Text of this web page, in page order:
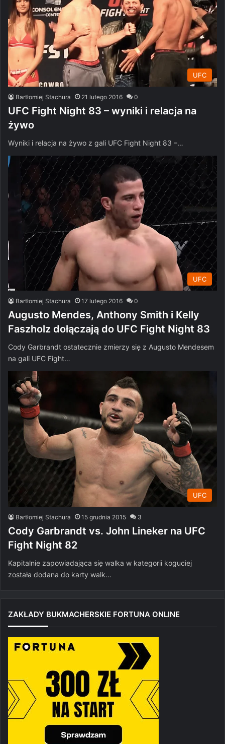
UFC
Bartłomiej Stachura 21 lutego 2016 0
UFC Fight Night 83 – wyniki i relacja na
żywo
Wyniki i relacja na żywo z gali UFC Fight Night 83 –…
UFC
Bartłomiej Stachura 17 lutego 2016 0
Augusto Mendes, Anthony Smith i Kelly
Faszholz dołączają do UFC Fight Night 83
Cody Garbrandt ostatecznie zmierzy się z Augusto Mendesem
na gali UFC Fight…
UFC
Bartłomiej Stachura 15 grudnia 2015 3
Cody Garbrandt vs. John Lineker na UFC
Fight Night 82
Kapitalnie zapowiadająca się walka w kategorii koguciej
została dodana do karty walk…
ZAKŁADY BUKMACHERSKIE FORTUNA ONLINE